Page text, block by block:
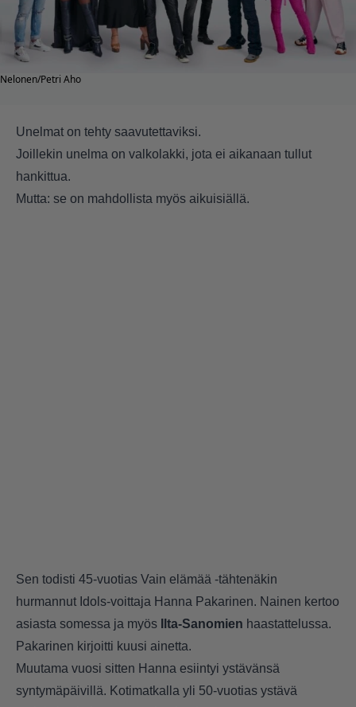
Nelonen/Petri Aho
Unelmat on tehty saavutettaviksi.
Joillekin unelma on valkolakki, jota ei aikanaan tullut
hankittua.
Mutta: se on mahdollista myös aikuisiällä.
Sen todisti 45-vuotias Vain elämää -tähtenäkin
hurmannut Idols-voittaja Hanna Pakarinen. Nainen kertoo
asiasta somessa ja myös
Ilta-Sanomien haastattelussa.
Pakarinen kirjoitti kuusi ainetta.
Muutama vuosi sitten Hanna esiintyi ystävänsä
syntymäpäivillä. Kotimatkalla yli 50-vuotias ystävä